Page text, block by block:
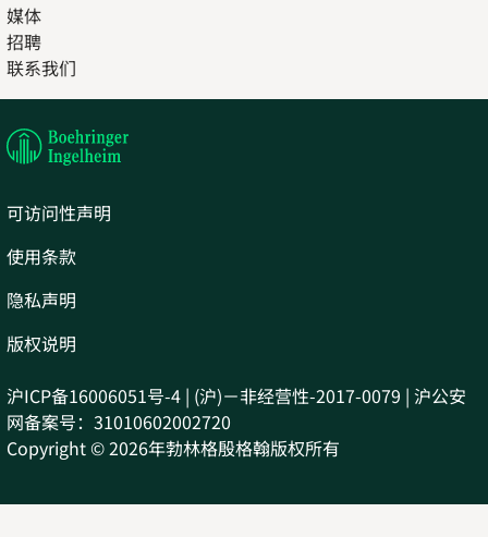
媒体
招聘
in
new
联系我们
in
tab
可访问性声明
使用条款
隐私声明
版权说明
沪ICP备16006051号-4 | (沪)－非经营性-2017-0079 | 沪公安
网备案号：31010602002720
Copyright © 2026年勃林格殷格翰版权所有